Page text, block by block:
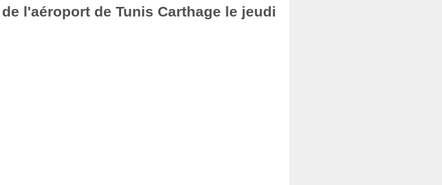
l'aéroport de Tunis Carthage le jeudi